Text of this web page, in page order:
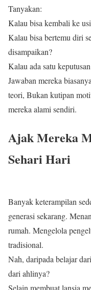
Tanyakan:
Kalau bisa kembali ke
Kalau bisa bertemu diri
disampaikan?
Kalau ada satu
Jawaban mereka
teori, Bukan kutipan
mereka alami sendiri.
Ajak Mereka
Sehari Hari
Banyak keterampilan
generasi sekarang.
rumah. Mengelola
tradisional.
Nah, daripada belajar
dari ahlinya?
Selain membuat lansia